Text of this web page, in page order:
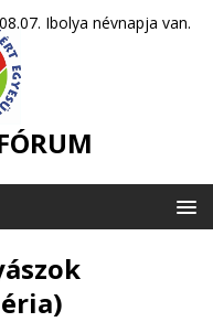
Ibolya névnapja van.